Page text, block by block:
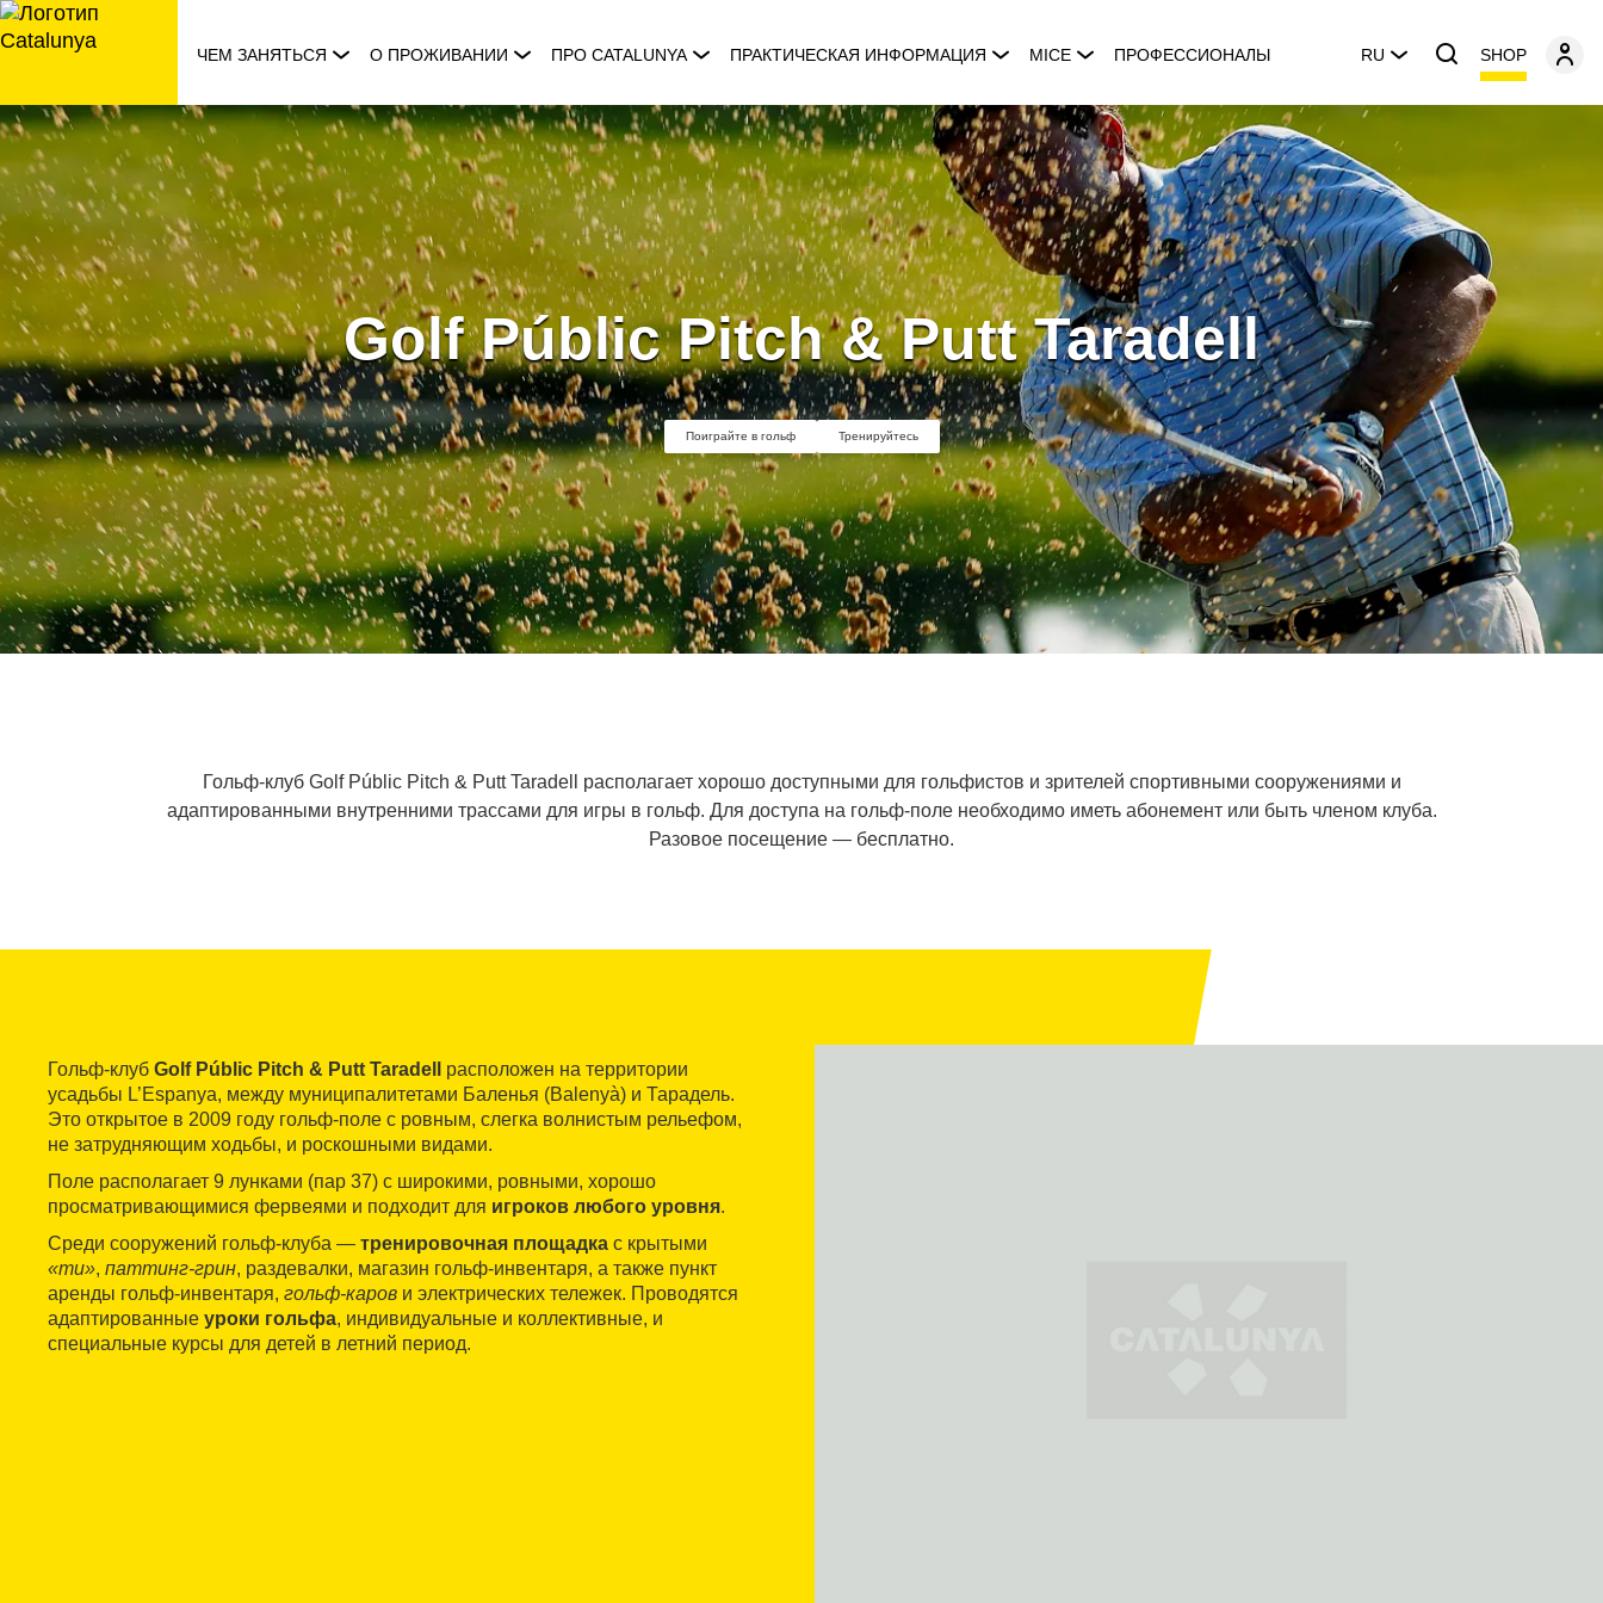
перейти
к
ЧЕМ ЗАНЯТЬСЯ О ПРОЖИВАНИИ ПРО CATALUNYA ПРАКТИЧЕСКАЯ ИНФОРМАЦИЯ MICE ПРОФЕССИОНАЛЫ RU SHOP
Golf Públic Pitch & Putt Taradell
Поиграйте в гольф Тренируйтесь
Гольф-клуб Golf Públic Pitch & Putt Taradell располагает хорошо доступными для гольфистов и зрителей спортивными сооружениями и
адаптированными внутренними трассами для игры в гольф. Для доступа на гольф-поле необходимо иметь абонемент или быть членом клуба.
Разовое посещение — бесплатно.
Гольф-клуб Golf Públic Pitch & Putt Taradell
расположен на территории
усадьбы L’Espanya, между муниципалитетами Баленья (Balenyà) и Тарадель.
Это открытое в 2009 году гольф-поле с ровным, слегка волнистым рельефом,
не затрудняющим ходьбы, и роскошными видами.
Поле располагает 9 лунками (пар 37) с широкими, ровными, хорошо
просматривающимися фервеями и подходит для игроков любого уровня.
Среди сооружений гольф-клуба — тренировочная площадка с крытыми
«ти», паттинг-грин, раздевалки, магазин гольф-инвентаря, а также пункт
аренды гольф-инвентаря, гольф-каров и электрических тележек. Проводятся
адаптированные уроки гольфа, индивидуальные и коллективные, и
специальные курсы для детей в летний период.